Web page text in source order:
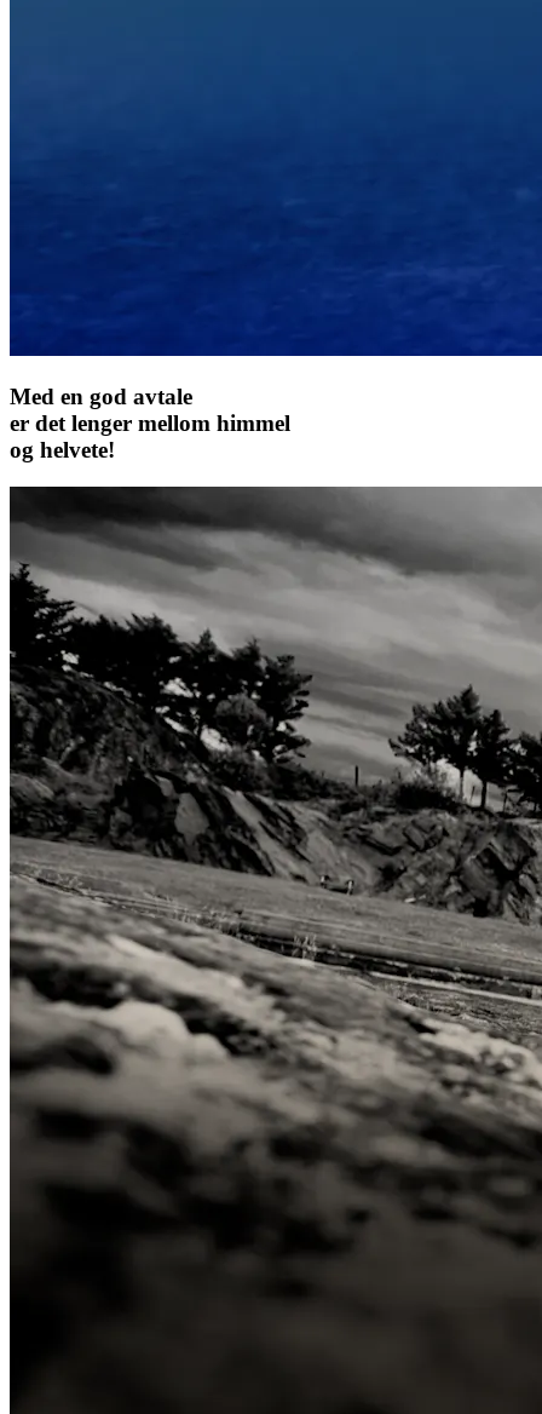
Med en god avtale
er det lenger mellom himmel
og helvete!